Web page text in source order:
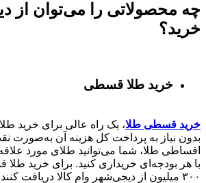
چه محصولاتی را می‌توان از
خرید؟
خرید طلا قسطی
خرید قسطی طلا، یک راه عالی برای خرید
بدون نیاز به پرداخت کل هزینه آن به‌صورت
اقساطی طلا، شما می‌توانید طلای مورد
با هر بودجه‌ای خریداری کنید. برای خرید طلا
۳۰۰ میلیون از دیجی‌شهر وام کالا دریافت کنند.